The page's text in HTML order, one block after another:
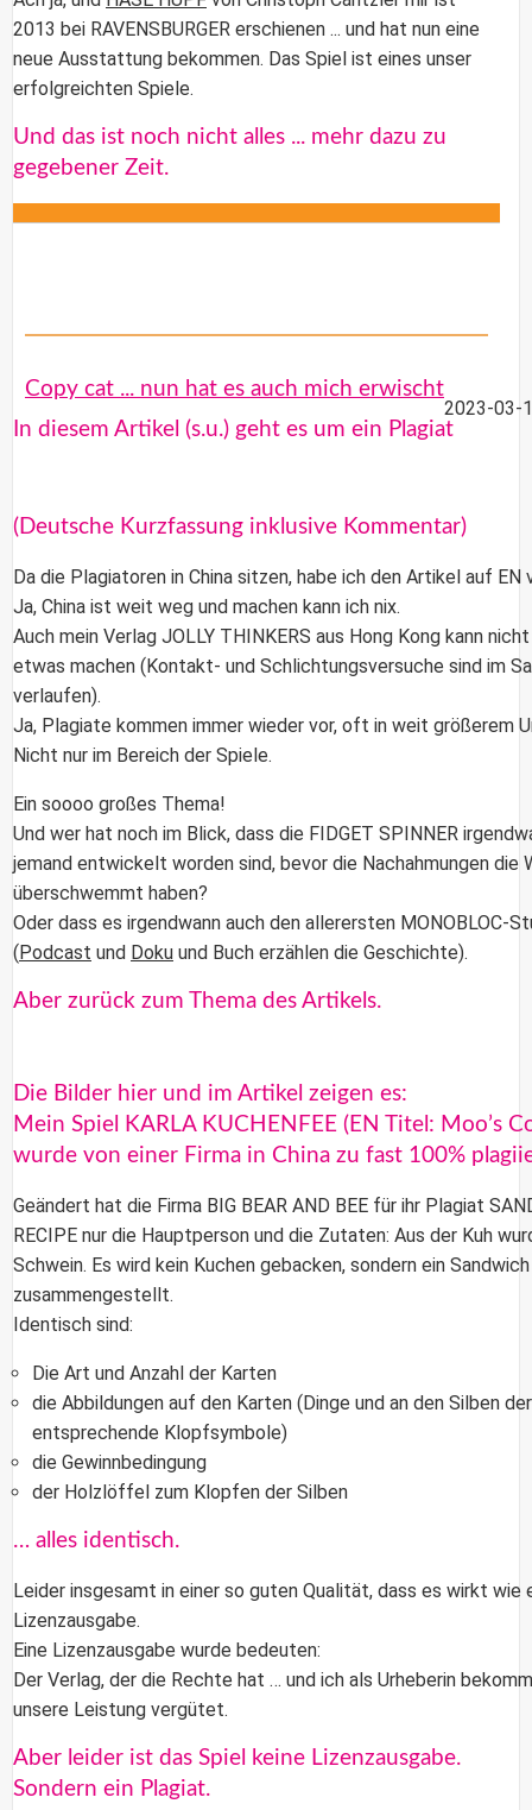
2013 bei RAVENSBURGER erschienen ... und hat nun eine
neue Ausstattung bekommen. Das Spiel ist eines unser
erfolgreichten Spiele.
Und das ist noch nicht alles ... mehr dazu zu
gegebener Zeit.
2023-03-
Copy cat ... nun hat es auch mich erwischt
In diesem Artikel (s.u.) geht es um ein Plagiat
(Deutsche Kurzfassung inklusive Kommentar)
Da die Plagiatoren in China sitzen, habe ich den Artikel auf EN
Ja, China ist weit weg und machen kann ich nix.
Auch mein Verlag JOLLY THINKERS aus Hong Kong kann
etwas machen (Kontakt- und Schlichtungsversuche sind im
verlaufen).
Ja, Plagiate kommen immer wieder vor, oft in weit größerem
Nicht nur im Bereich der Spiele.
Ein soooo großes Thema!
Und wer hat noch im Blick, dass die FIDGET SPINNER
jemand entwickelt worden sind, bevor die Nachahmungen die
überschwemmt haben?
Oder dass es irgendwann auch den allerersten MONOBLOC-
(Podcast und Doku und Buch erzählen die Geschichte).
Aber zurück zum Thema des Artikels.
Die Bilder hier und im Artikel zeigen es:
Mein Spiel KARLA KUCHENFEE (EN Titel: Moo’s
wurde von einer Firma in China zu fast 100%
Geändert hat die Firma BIG BEAR AND BEE für ihr Plagiat
RECIPE nur die Hauptperson und die Zutaten: Aus der Kuh
Schwein. Es wird kein Kuchen gebacken, sondern ein Sandwich
zusammengestellt.
Identisch sind:
Die Art und Anzahl der Karten
die Abbildungen auf den Karten (Dinge und an den Silben
entsprechende Klopfsymbole)
die Gewinnbedingung
der Holzlöffel zum Klopfen der Silben
… alles identisch.
Leider insgesamt in einer so guten Qualität, dass es wirkt wie
Lizenzausgabe.
Eine Lizenzausgabe wurde bedeuten:
Der Verlag, der die Rechte hat … und ich als Urheberin
unsere Leistung vergütet.
Aber leider ist das Spiel keine Lizenzausgabe.
Sondern ein Plagiat.